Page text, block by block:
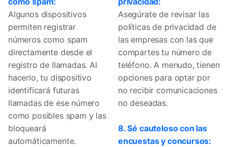
Algunos dispositivos
permiten registrar
números como spam
directamente desde el
registro de llamadas. Al
hacerlo, tu dispositivo
identificará futuras
llamadas de ese número
como posibles spam y las
bloqueará
automáticamente.
Asegúrate de revisar las
políticas de privacidad de
las empresas con las que
compartes tu número de
teléfono. A menudo, tienen
opciones para optar por
no recibir comunicaciones
no deseadas.
8. Sé cauteloso con las
encuestas y concursos: